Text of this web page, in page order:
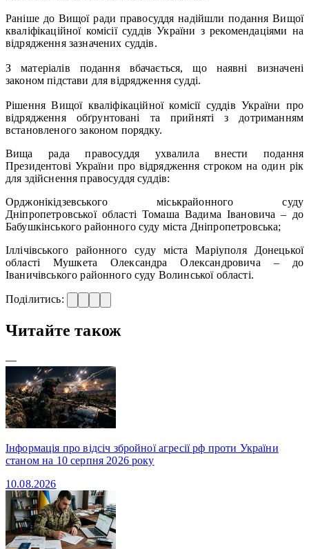
Раніше до Вищої ради правосуддя надійшли подання Вищої
кваліфікаційної комісії суддів України з рекомендаціями на
відрядження зазначених суддів.
З матеріалів подання вбачається, що наявні визначені
законом підстави для відрядження судді.
Рішення Вищої кваліфікаційної комісії суддів України про
відрядження обґрунтовані та прийняті з дотриманням
встановленого законом порядку.
Вища рада правосуддя ухвалила внести подання
Президентові України про відрядження строком на один рік
для здійснення правосуддя суддів:
Орджонікідзевського міськрайонного суду
Дніпропетровської області Томаша Вадима Івановича – до
Бабушкінського районного суду міста Дніпропетровська;
Іллічівського районного суду міста Маріуполя Донецької
області Мушкета Олександра Олександровича – до
Іваничівського районного суду Волинської області.
Поділитись:
Читайте також
—
Інформація про відсіч збройної агресії рф проти України
станом на 10 серпня 2026 року
10.08.2026